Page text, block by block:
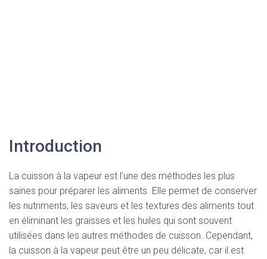
Introduction
La cuisson à la vapeur est l’une des méthodes les plus
saines pour préparer les aliments. Elle permet de conserver
les nutriments, les saveurs et les textures des aliments tout
en éliminant les graisses et les huiles qui sont souvent
utilisées dans les autres méthodes de cuisson. Cependant,
la cuisson à la vapeur peut être un peu délicate, car il est